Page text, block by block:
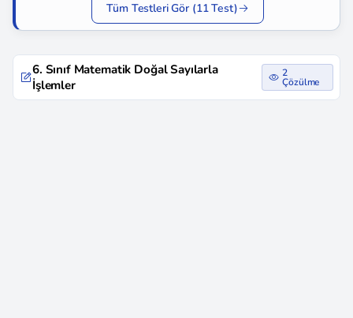
Tüm Testleri Gör (11 Test)
6. Sınıf Matematik Doğal Sayılarla
İşlemler
2
Çözülme